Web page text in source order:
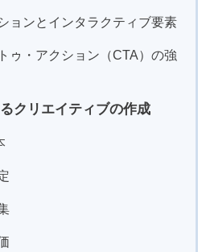
ョンとインタラクティブ要素
ゥ・アクション（CTA）の強
クリエイティブの作成